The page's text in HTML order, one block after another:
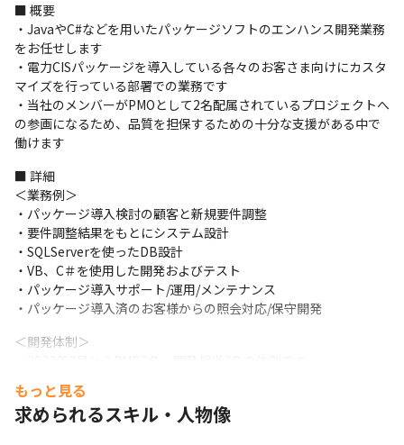
■ 概要
・JavaやC#などを用いたパッケージソフトのエンハンス開発業務
をお任せします
・電力CISパッケージを導入している各々のお客さま向けにカスタ
マイズを行っている部署での業務です
・当社のメンバーがPMOとして2名配属されているプロジェクトへ
の参画になるため、品質を担保するための十分な支援がある中で
働けます
■ 詳細
＜業務例＞
・パッケージ導入検討の顧客と新規要件調整
・要件調整結果をもとにシステム設計
・SQLServerを使ったDB設計
・VB、C＃を使用した開発およびテスト
・パッケージ導入サポート/運用/メンテナンス
・パッケージ導入済のお客様からの照会対応/保守開発
＜開発体制＞
るのは数年間一緒に開発業務に携わってきた気心の知れたメンバ
ーです
もっと見る
求められるスキル・人物像